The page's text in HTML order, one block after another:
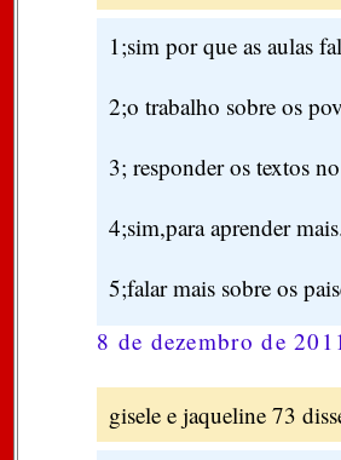
1;sim por que as aulas
2;o trabalho sobre os
3; responder os textos
4;sim,para aprender
5;falar mais sobre os
8 de dezembro de
gisele e jaqueline 73